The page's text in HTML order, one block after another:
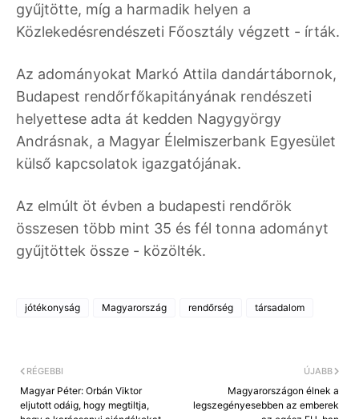
gyűjtötte, míg a harmadik helyen a
Közlekedésrendészeti Főosztály végzett - írták.
Az adományokat Markó Attila dandártábornok,
Budapest rendőrfőkapitányának rendészeti
helyettese adta át kedden Nagygyörgy
Andrásnak, a Magyar Élelmiszerbank Egyesület
külső kapcsolatok igazgatójának.
Az elmúlt öt évben a budapesti rendőrök
összesen több mint 35 és fél tonna adományt
gyűjtöttek össze - közölték.
jótékonyság Magyarország rendőrség társadalom
ÚJABB
Magyarországon élnek a
legszegényesebben az emberek
RÉGEBBI
Magyar Péter: Orbán Viktor
eljutott odáig, hogy megtiltja,